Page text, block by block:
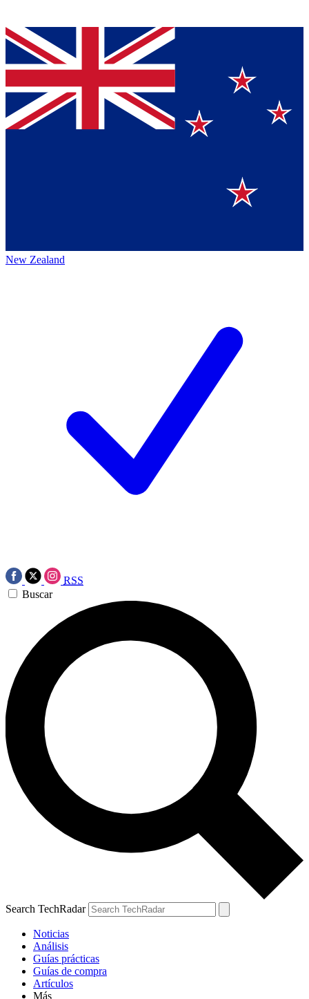
New Zealand
RSS
Buscar
Search TechRadar
Noticias
Análisis
Guías prácticas
Guías de compra
Artículos
Más